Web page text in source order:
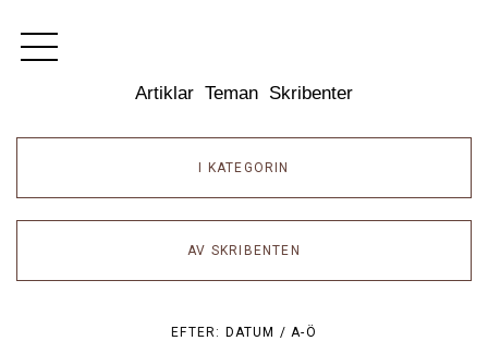
Artiklar Teman Skribenter
I KATEGORIN
AV SKRIBENTEN
EFTER: DATUM /A-Ö